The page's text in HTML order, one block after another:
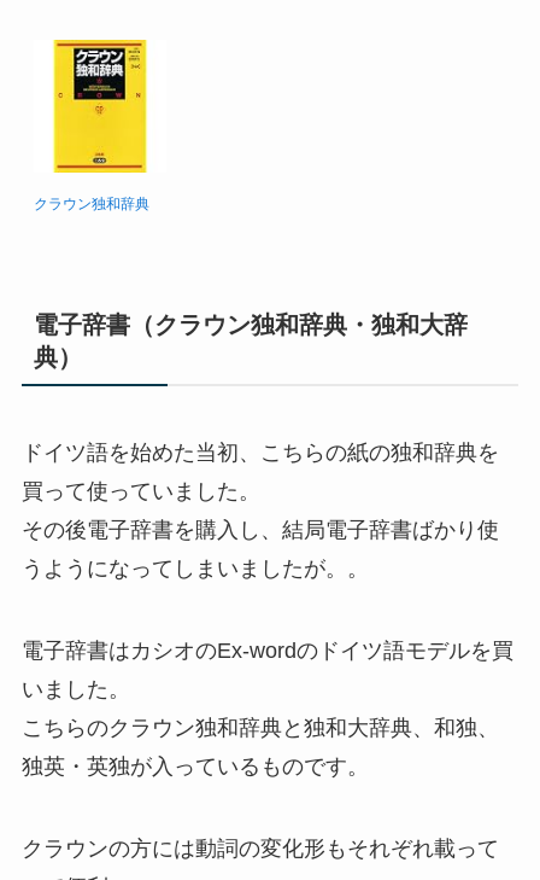
クラウン独和辞典
電子辞書（クラウン独和辞典・独和大辞
典）
ドイツ語を始めた当初、こちらの紙の独和辞典を
買って使っていました。
その後電子辞書を購入し、結局電子辞書ばかり使
うようになってしまいましたが。。
電子辞書はカシオのEx-wordのドイツ語モデルを買
いました。
こちらのクラウン独和辞典と独和大辞典、和独、
独英・英独が入っているものです。
クラウンの方には動詞の変化形もそれぞれ載って